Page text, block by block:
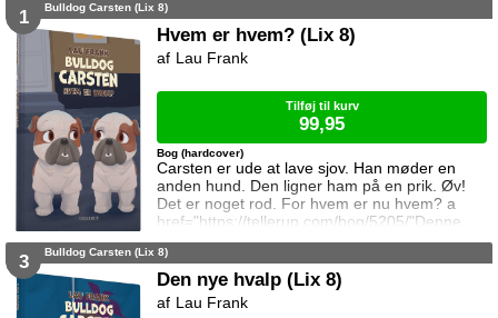
1 Bulldog Carsten (Lix 8)
Hvem er hvem? (Lix 8)
Carsten er ude at lave sjov. Han møder en
anden hund. Den ligner ham på en prik. Øv!
Det er noget rod. For hvem er nu hvem? a
href="https://tellerup.com/bog/5205/"Denne
titel findes også i LIX 15!/a
Bog (hardcover)
Lau Frank
Tilføj til kurv
99,95
3 Bulldog Carsten (Lix 8)
Den nye hvalp (Lix 8)
Lau Frank